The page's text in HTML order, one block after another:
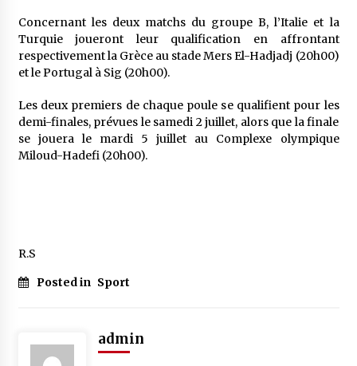
Concernant les deux matchs du groupe B, l’Italie et la
Turquie joueront leur qualification en affrontant
respectivement la Grèce au stade Mers El-Hadjadj (20h00)
et le Portugal à Sig (20h00).
Les deux premiers de chaque poule se qualifient pour les
demi-finales, prévues le samedi 2 juillet, alors que la finale
se jouera le mardi 5 juillet au Complexe olympique
Miloud-Hadefi (20h00).
R.S
Posted in Sport
admin